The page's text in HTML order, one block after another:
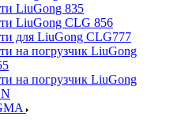
LiuGong 835
LiuGong CLG 856
для LiuGong CLG777
на погрузчик LiuGong
на погрузчик LiuGong